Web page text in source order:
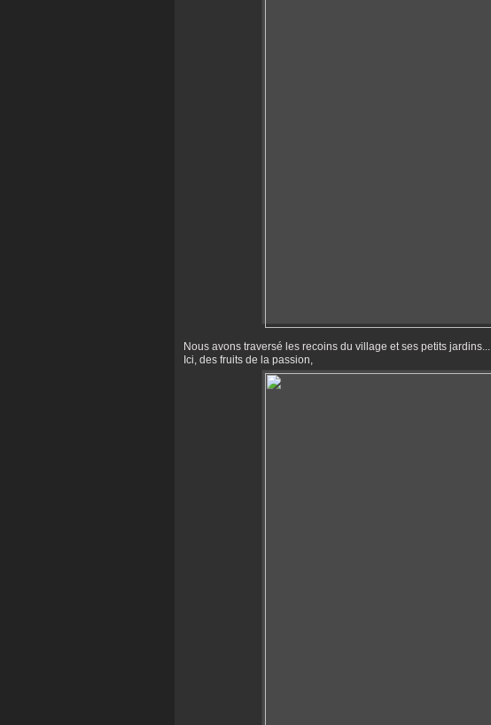
Nous avons traversé les recoins du village et ses petits jardins...
Ici, des fruits de la passion,